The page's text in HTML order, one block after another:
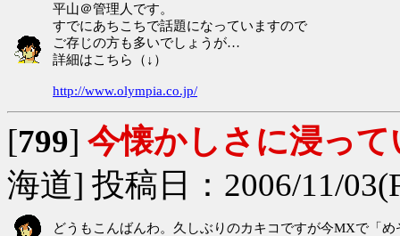
平山＠管理人です。
すでにあちこちで話題になっていますので
ご存じの方も多いでしょうが…
詳細はこちら（↓）
http://www.olympia.co.jp/
[799] 今懐かしさに浸っ
海道] 投稿日：2006/11/
どうもこんばんわ。久しぶりのカキコですが今MXで「